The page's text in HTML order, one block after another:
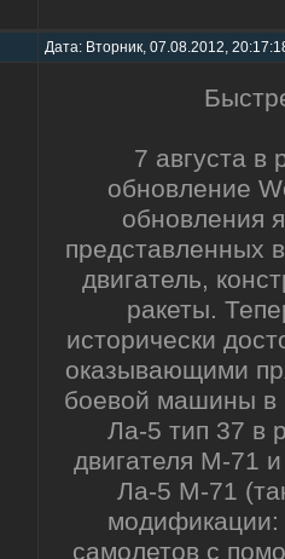
Дата: Вторник, 07.08.2012,
7 августа в
обновление
обновления
представленных
двигатель,
ракеты.
исторически
оказывающими
боевой машины в
Ла-5 тип 37 в
двигателя М-71
Ла-5 М-71
самолетов с